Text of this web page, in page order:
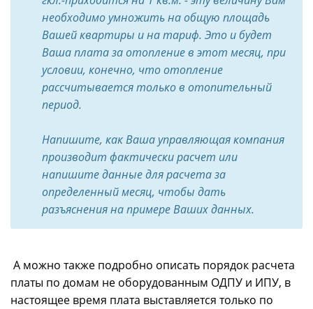
необходимо умножить на общую площадь
Вашей квартиры и на тариф. Это и будет
Ваша плата за отопление в этот месяц, при
условии, конечно, что отопление
рассчитывается только в отопительный
период.
Напишите, как Ваша управляющая компания
производит фактически расчет или
напишите данные для расчета за
определенный месяц, чтобы дать
разъяснения на примере Ваших данных.
А можно также подробно описать порядок расчета
платы по домам не оборудованным ОДПУ и ИПУ, в
настоящее время плата выставляется только по